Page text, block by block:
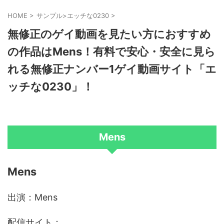
HOME > サンプル>エッチな0230 >
無修正のゲイ動画を見たい方におすすめ
の作品はMens！有料で安心・安全に見ら
れる無修正ナンバー1ゲイ動画サイト「エ
ッチな0230」！
Mens
Mens
出演：Mens